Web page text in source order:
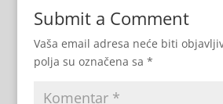
Submit a Comment
Vaša email adresa neće biti
polja su označena sa *